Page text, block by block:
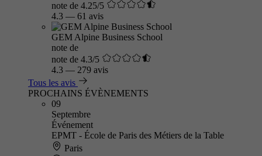
note de 4.25/5
4.3 — 61 avis
GEM Alpine Business School
note de
note de 4.3/5
4.3 — 279 avis
Tous les avis
PROCHAINS ÉVÈNEMENTS
09
Septembre
Événement
EPMT - École de Paris des Métiers de la Table
Paris